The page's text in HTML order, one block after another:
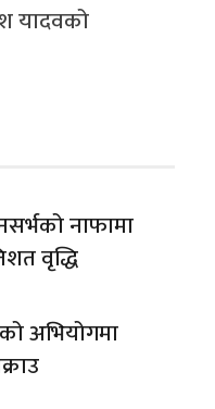
यादवको
नाफामा
वृद्धि
अभियोगमा